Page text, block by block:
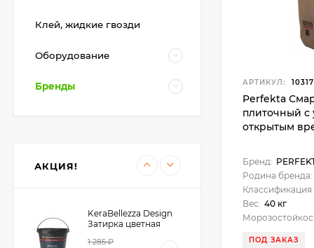
АРТИКУЛ:
Perfekta
плиточный
открытым
Бренд:
Родина бренда:
Классификация
Вес: 40 кг
ПОД ЗАКАЗ
Клей, жидкие гвозди
Оборудование
Бренды
АКЦИЯ!
Затирка эпоксидная
под колеровку 1 кг.
KeraBellezza Design
Затирка цветная
1 285